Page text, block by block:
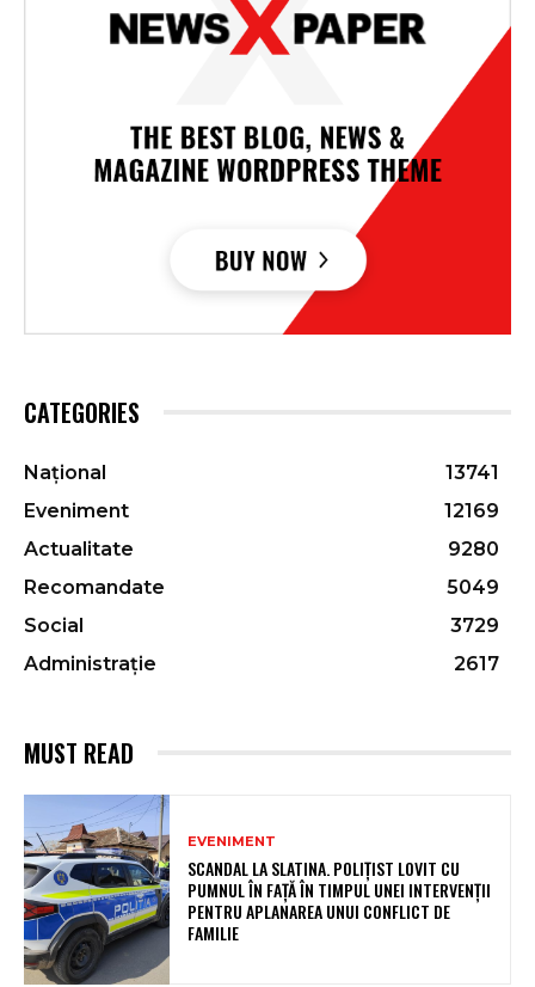
CATEGORIES
Național
13741
Eveniment
12169
Actualitate
9280
Recomandate
5049
Social
3729
Administrație
2617
MUST READ
EVENIMENT
SCANDAL LA SLATINA. POLIȚIST LOVIT CU
PUMNUL ÎN FAȚĂ ÎN TIMPUL UNEI INTERVENȚII
PENTRU APLANAREA UNUI CONFLICT DE
FAMILIE